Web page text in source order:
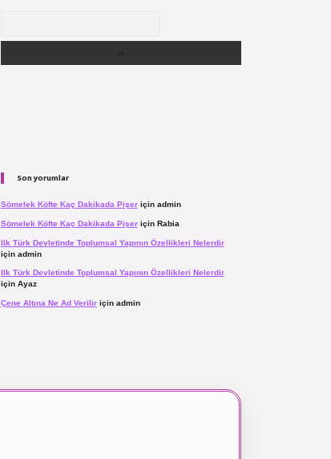
Son yorumlar
Sömelek Köfte Kaç Dakikada Pişeriçin admin
Sömelek Köfte Kaç Dakikada Pişeriçin Rabia
Ilk Türk Devletinde Toplumsal Yapının Özellikleri Nelerdir
için admin
Ilk Türk Devletinde Toplumsal Yapının Özellikleri Nelerdir
için Ayaz
Çene Altına Ne Ad Veriliriçin admin